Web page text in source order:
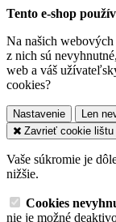
Tento e-shop
Na našich
z nich sú
web a váš
cookies?
Nastavenie Len
Zavrieť cookie lištu
Vaše súkromie je
nižšie.
Cookies
nie je možné